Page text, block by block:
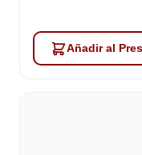
Añadir al